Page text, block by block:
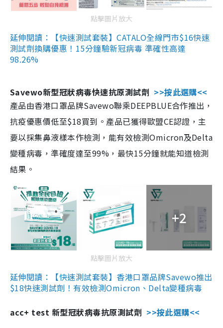
點擊圖片放大
延伸閱讀：【快速測試套裝】CATALO全線門市$16快速
測試劑換購優惠！15分鐘驗新冠病毒 準確性高達
98.26%
Savewo新型冠狀病毒快速抗原測試劑 >>按此選購<<
產品由香港口罩品牌Savewo聯乘DEEPBLUE合作推出，
抗疫優惠價低至$18買到。產品已獲得歐盟CE認證，主
要以採集鼻液樣本作檢測，能有效檢測Omicron及Delta
變種病毒，準確度達至99%，最快15分鐘就能知道檢測
結果。
+2
點擊圖片放大
延伸閱讀：【快速測試套裝】香港口罩品牌Savewo推出
$18快速測試劑！有效檢測Omicron、Delta變種病毒
acc+ test 新型冠狀病毒抗原測試劑 >>按此選購<<